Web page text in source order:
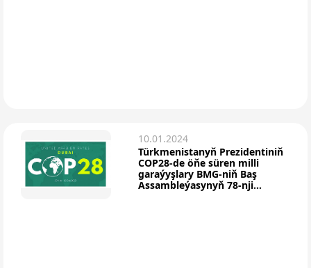
10.01.2024
Türkmenistanyň Prezidentiniň
COP28-de öňe süren milli
garaýyşlary BMG-niň Baş
Assambleýasynyň 78-nji...